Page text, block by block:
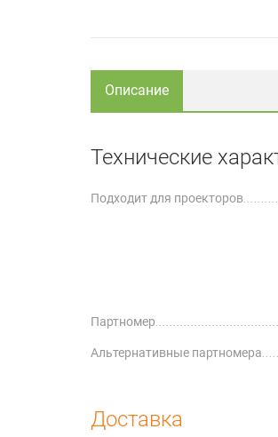
Описание
Технические
Подходит для проекторов
Партномер
Альтернативные партномера
Доставка